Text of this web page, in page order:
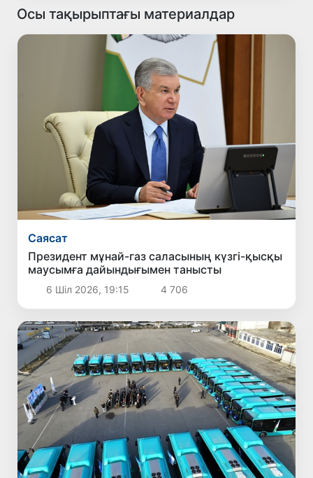
Осы тақырыптағы материалдар
Саясат
Президент мұнай-газ саласының күзгі-қысқы
маусымға дайындығымен танысты
6 Шіл 2026, 19:15 4 706